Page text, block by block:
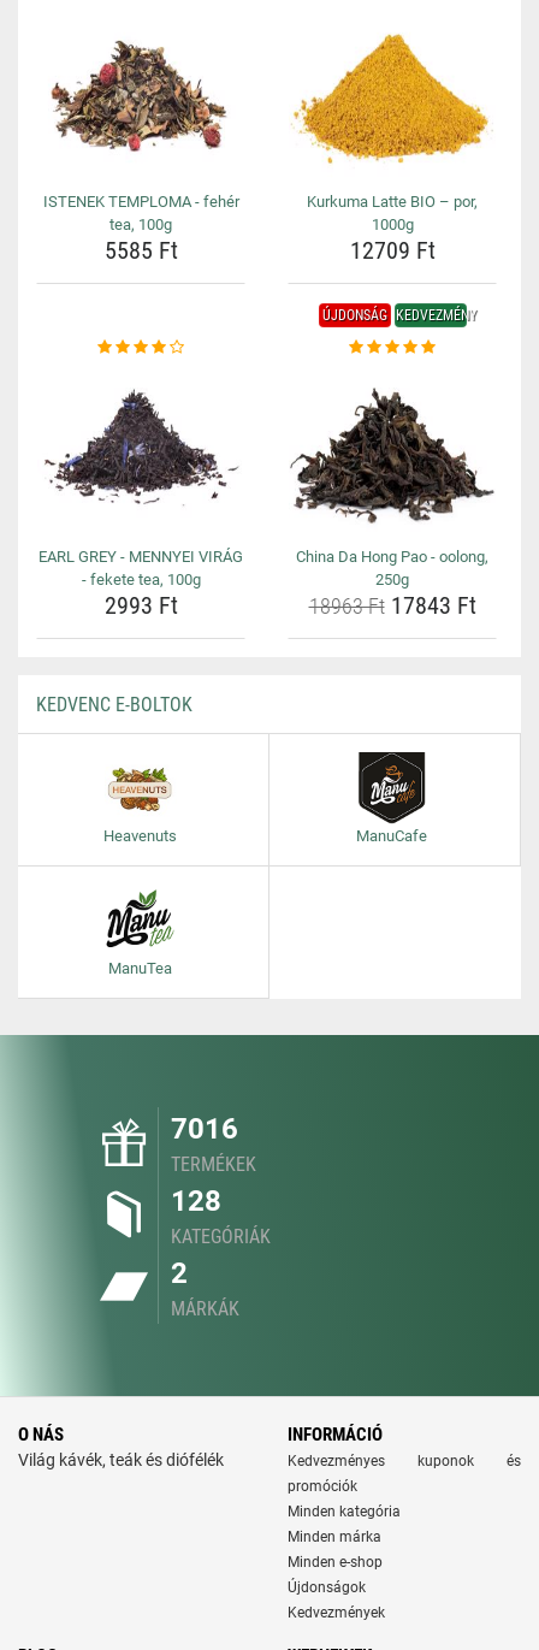
ISTENEK TEMPLOMA - fehér
tea, 100g
5585 Ft
Kurkuma Latte BIO – por,
1000g
12709 Ft
EARL GREY - MENNYEI VIRÁG
- fekete tea, 100g
2993 Ft
ÚJDONSÁG KEDVEZMÉNY
China Da Hong Pao - oolong,
250g
18963 Ft17843 Ft
KEDVENC E-BOLTOK
Heavenuts ManuCafe
ManuTea
7016
TERMÉKEK
128
KATEGÓRIÁK
2
MÁRKÁK
O NÁS
Világ kávék, teák és diófélék
INFORMÁCIÓ
Kedvezményes kuponok és
promóciók
Minden kategória
Minden márka
Minden e-shop
Újdonságok
Kedvezmények